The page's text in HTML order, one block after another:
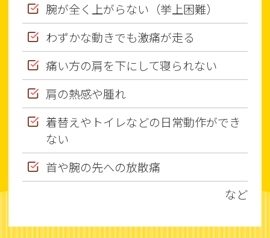
腕が全く上がらない（挙上困難）
わずかな動きでも激痛が走る
痛い方の肩を下にして寝られない
肩の熱感や腫れ
着替えやトイレなどの日常動作ができ
ない
首や腕の先への放散痛
など